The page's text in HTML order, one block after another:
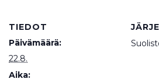
TIEDOT
Päivämäärä:
22.8.
Aika: